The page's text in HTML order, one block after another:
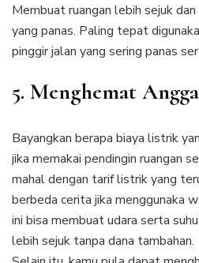
Membuat ruangan lebih sejuk
yang panas. Paling tepat
pinggir jalan yang sering panas
5. Menghemat
Bayangkan berapa biaya listrik
jika memakai pendingin ruangan
mahal dengan tarif listrik yang
berbeda cerita jika menggunaka
ini bisa membuat udara serta
lebih sejuk tanpa dana tambahan.